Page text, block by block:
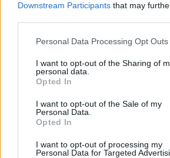
Downstream Participants that may
Personal Data Processing Opt Outs
I want to opt-out of the Sharing of
personal data.
Opted In
I want to opt-out of the Sale of my
Personal Data.
Opted In
I want to opt-out of processing my
Personal Data for Targeted
07/08/26|15:16
Οκτωβρίου οι
θα αναρτώνται
των φορέων
Ξεκινούν τα
Καλαμαριά